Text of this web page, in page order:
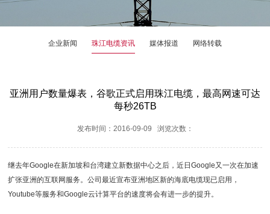
企业新闻 珠江电缆资讯 媒体报道 网络转载
亚洲用户数量爆表，谷歌正式启用珠江电缆，最高网速可达
每秒26TB
发布时间：2016-09-09 浏览次数：
继去年Google在新加坡和台湾建立新数据中心之后，近日Google又一次在加速
扩张亚洲的互联网服务。公司最近宣布亚洲地区新的海底电缆现已启用，
Youtube等服务和Google云计算平台的速度将会有进一步的提升。